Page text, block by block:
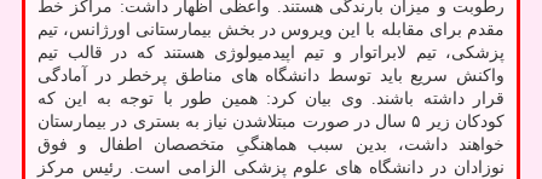
رطوبت و میزان بارندگی هستند. واعظی اظهار داشت: مراکز خط
مقدم برای مقابله با این ویروس در بخش بیمارستانی اورژانس، تیم
پزشکی، تیم لابراتوار و تیم اپیدمیولوژی هستند که در قالب تیم
واکنش سریع باید توسط دانشگاه های مناطق پرخطر در آمادگی
قرار داشته باشند. وی بیان کرد: همین طور با توجه به این که
کودکان زیر ۵ سال در صورت مبتلاشدن نیاز به بستری در بیمارستان
خواهند داشت، بدین سبب هماهنگیِ متخصصان اطفال و فوق
نوزادان در دانشگاه های علوم پزشکی الزامی است. رئیس مرکز